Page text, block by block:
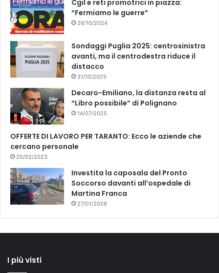
Cgil e reti promotrici in piazza:
“Fermiamo le guerre”
26/10/2024
Sondaggi Puglia 2025: centrosinistra
avanti, ma il centrodestra riduce il
distacco
31/10/2025
Decaro-Emiliano, la distanza resta al
“Libro possibile” di Polignano
14/07/2025
OFFERTE DI LAVORO PER TARANTO: Ecco le aziende che
cercano personale
20/02/2023
Investita la caposala del Pronto
Soccorso davanti all’ospedale di
Martina Franca
27/01/2026
I più visti